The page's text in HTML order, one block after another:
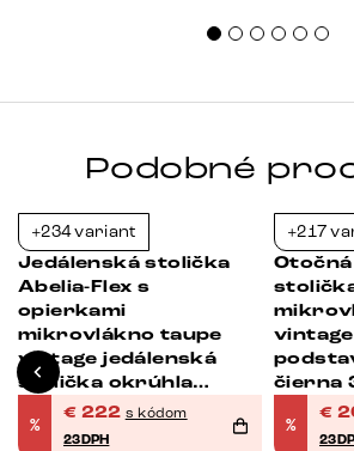
Podobné
+234 variant
Jedálenská stolička
Abelia-Flex s
opierkami
mikrovlákno taupe
vintage jedálenská
stolička okrúhla
čierna
%
€ 222 s kódom
23DPH
+217
čierna
%
€